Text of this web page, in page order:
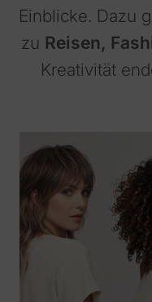
Einblicke. Dazu
zu Reisen,
Kreativität